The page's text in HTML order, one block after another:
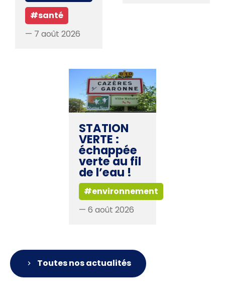
#santé
— 7 août 2026
STATION
VERTE :
échappée
verte au fil
de l’eau !
#environnement
— 6 août 2026
Toutes nos actualités